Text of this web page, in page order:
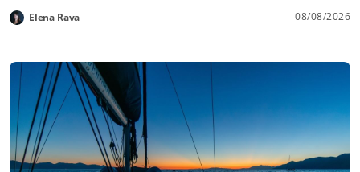
Elena Rava 08/08/2026